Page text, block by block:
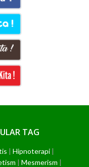
TAG
|Hipnoterapi |
|Mesmerism |